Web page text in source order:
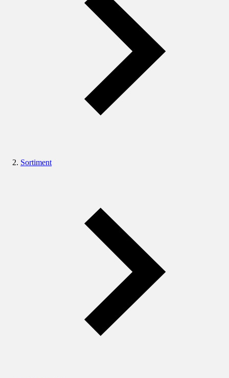
Sortiment